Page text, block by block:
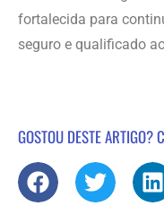
fortalecida para
seguro e qualificado
GOSTOU DESTE ARTIGO?